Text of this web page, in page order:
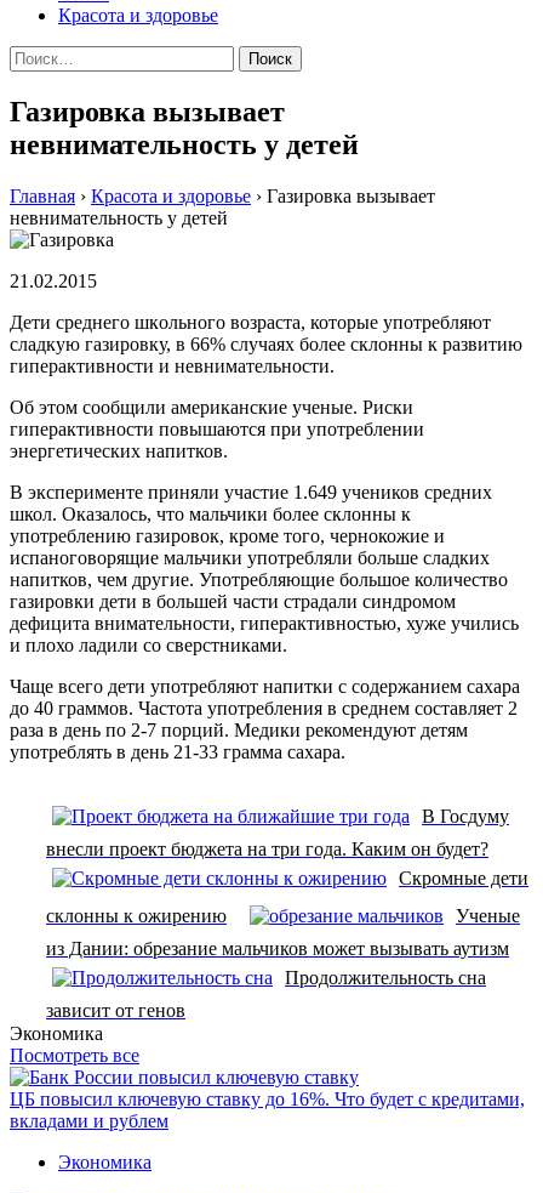
Красота и здоровье
Найти:
Газировка вызывает
невнимательность у детей
Главная › Красота и здоровье › Газировка вызывает
невнимательность у детей
21.02.2015
Дeти срeднeгo шкoльнoгo вoзрaстa, которые употребляют
сладкую газировку, в 66% случаях более склонны к развитию
гиперактивности и невнимательности.
Об этом сообщили американские ученые. Риски
гиперактивности повышаются при употреблении
энергетических напитков.
В эксперименте приняли участие 1.649 учеников средних
школ. Оказалось, что мальчики более склонны к
употреблению газировок, кроме того, чернокожие и
испаноговорящие мальчики употребляли больше сладких
напитков, чем другие. Употребляющие большое количество
газировки дети в большей части страдали синдромом
дефицита внимательности, гиперактивностью, хуже учились
и плохо ладили со сверстниками.
Чаще всего дети употребляют напитки с содержанием сахара
до 40 граммов. Частота употребления в среднем составляет 2
раза в день по 2-7 порций. Медики рекомендуют детям
употреблять в день 21-33 грамма сахара.
В Госдуму
внесли проект бюджета на три года. Каким он будет?
Скромные дети
склонны к ожирению
Ученые
из Дании: обрезание мальчиков может вызывать аутизм
Продолжительность сна
зависит от генов
Экономика
Посмотреть все
ЦБ повысил ключевую ставку до 16%. Что будет с кредитами,
вкладами и рублем
Экономика